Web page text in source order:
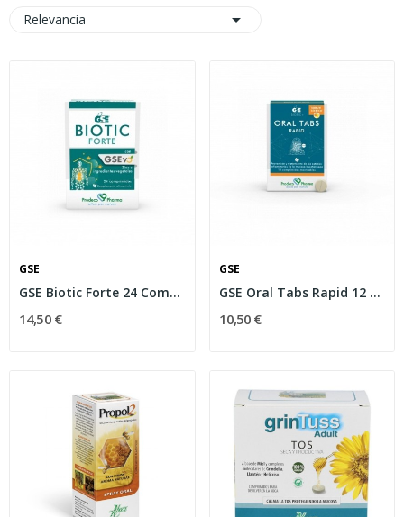
Relevancia 
GSE
GSE Biotic Forte 24 Comprimidos
14,50 €
GSE
GSE Oral Tabs Rapid 12 Comprimidos
10,50 €